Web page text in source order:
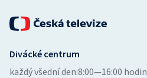
Volejbal
Divácké centrum
každý všední den:8:00—16:00 hodin